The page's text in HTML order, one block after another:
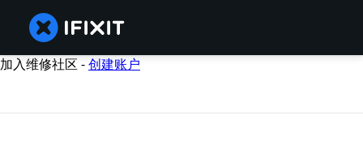
加入维修社区 -创建账户